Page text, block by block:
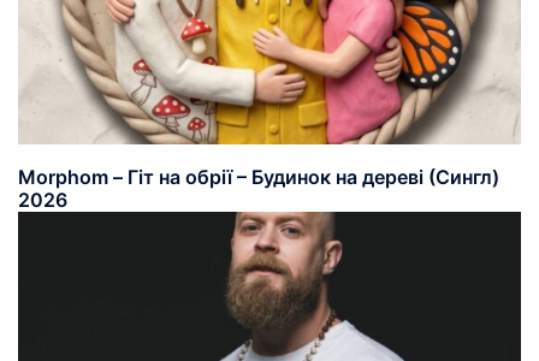
Morphom – Гіт на обрії – Будинок на дереві (Сингл)
2026